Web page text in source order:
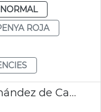
NORMAL
ROJA
Tráfico Carrera Marta Fernández de Castro València